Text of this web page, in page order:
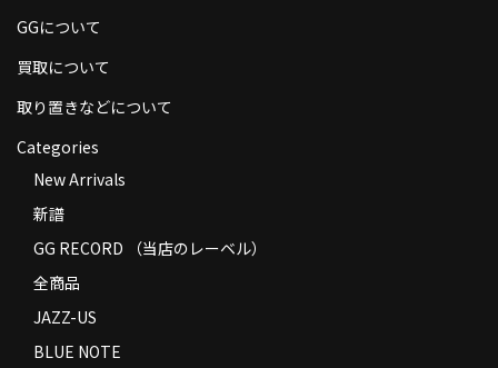
GGについて
買取について
取り置きなどについて
Categories
New Arrivals
新譜
GG RECORD （当店のレーベル）
全商品
JAZZ-US
BLUE NOTE